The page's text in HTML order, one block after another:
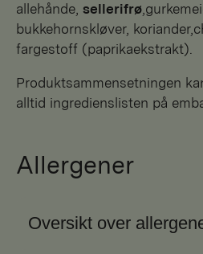
allehånde,sellerifrø
bukkehornskløver,
fargestoff (paprikaekstrakt).
Produktsammensetningen
alltid ingredienslisten på
Allergener
Oversikt over